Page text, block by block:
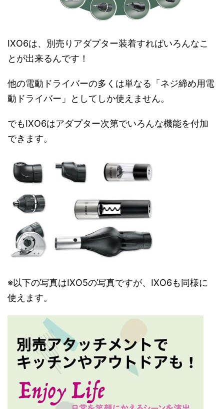
IXO6は、別売りアダプター装着すればいろんなこ
とが出来るんです！
他の電動ドライバーの多くは単なる「ネジ締め用電
動ドライバー」としてしか使えません。
でもIXO6はアダプター次第でいろんな機能を付加
できます。
※以下の写真はIXO5の写真ですが、IXO6も同様に
使えます。